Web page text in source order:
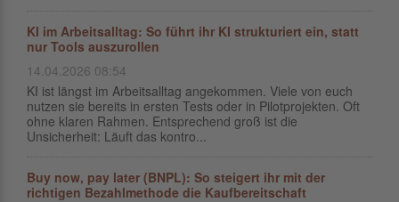
KI im Arbeitsalltag: So führt ihr KI strukturiert ein, statt
nur Tools auszurollen
14.04.2026 08:54
KI ist längst im Arbeitsalltag angekommen. Viele von euch
nutzen sie bereits in ersten Tests oder in Pilotprojekten. Oft
ohne klaren Rahmen. Entsprechend groß ist die
Unsicherheit: Läuft das kontro...
Buy now, pay later (BNPL): So steigert ihr mit der
richtigen Bezahlmethode die Kaufbereitschaft